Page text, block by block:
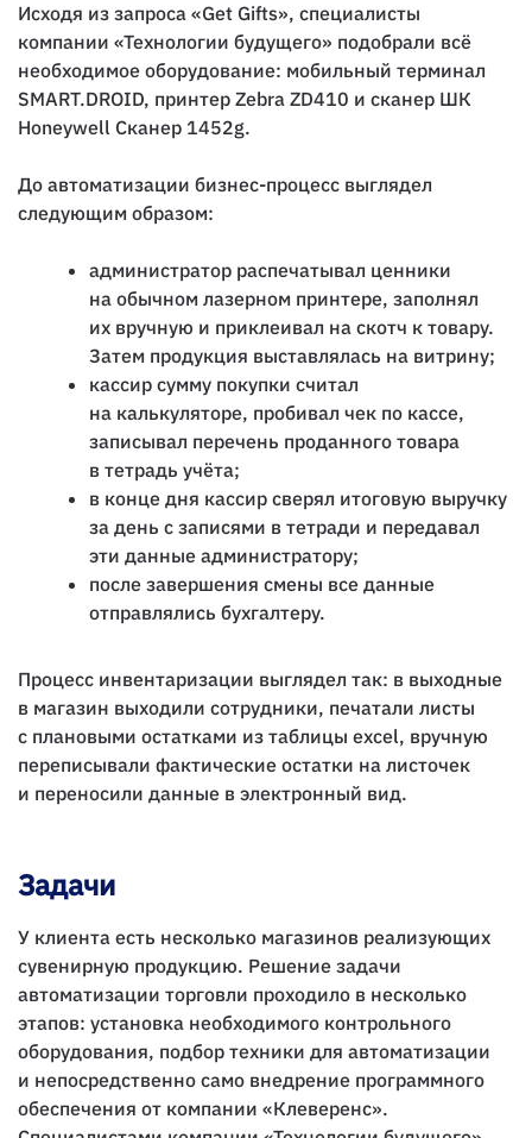
Исходя из запроса «Get Gifts», специалисты
компании «Технологии будущего» подобрали всё
необходимое оборудование: мобильный терминал
SMART.DROID, принтер Zebra ZD410 и сканер ШК
Honeywell Сканер 1452g.
До автоматизации бизнес-процесс выглядел
следующим образом:
администратор распечатывал ценники
на обычном лазерном принтере, заполнял
их вручную и приклеивал на скотч к товару.
Затем продукция выставлялась на витрину;
кассир сумму покупки считал
на калькуляторе, пробивал чек по кассе,
записывал перечень проданного товара
в тетрадь учёта;
в конце дня кассир сверял итоговую выручку
за день с записями в тетради и передавал
эти данные администратору;
после завершения смены все данные
отправлялись бухгалтеру.
Процесс инвентаризации выглядел так: в выходные
в магазин выходили сотрудники, печатали листы
с плановыми остатками из таблицы excel, вручную
переписывали фактические остатки на листочек
и переносили данные в электронный вид.
Задачи
У клиента есть несколько магазинов реализующих
сувенирную продукцию. Решение задачи
автоматизации торговли проходило в несколько
этапов: установка необходимого контрольного
оборудования, подбор техники для автоматизации
и непосредственно само внедрение программного
обеспечения от компании «Клеверенс».